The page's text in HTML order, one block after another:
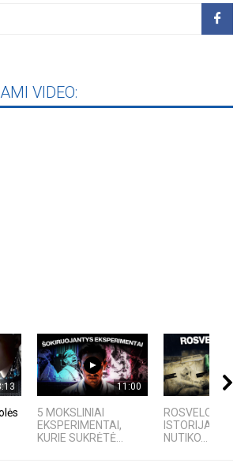
VIDEO:
11:00
5 MOKSLINIAI
EKSPERIMENTAI,
KURIE SUKRĖTĖ...
ROSVELO
ISTORIJA: KAS
NUTIKO...